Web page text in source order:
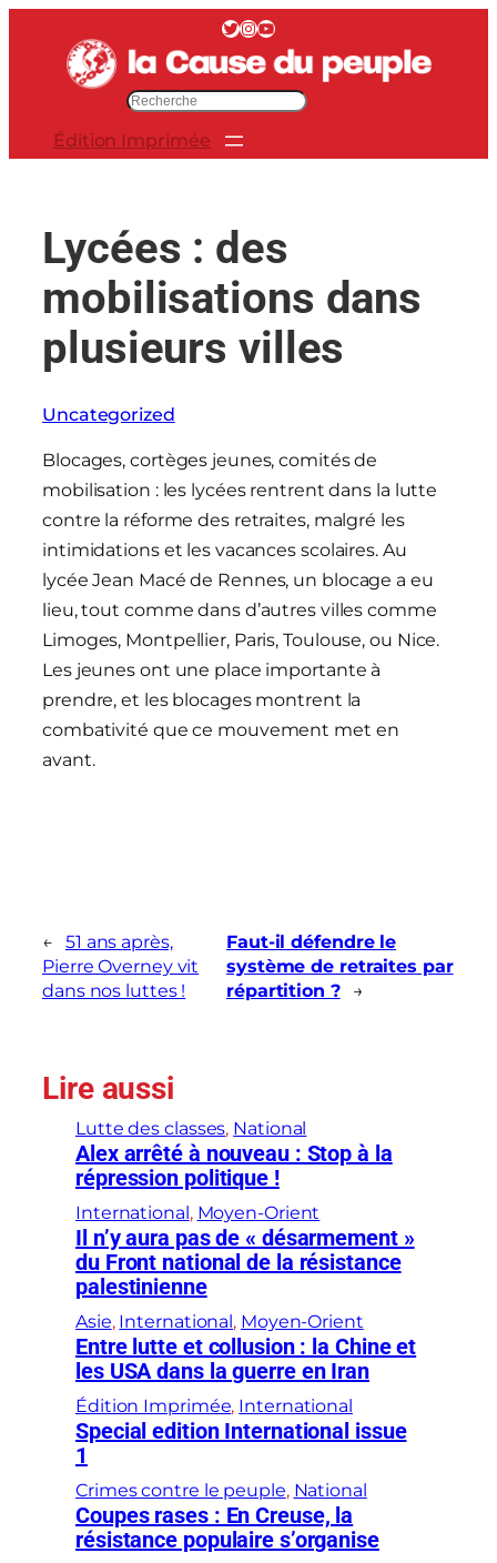
contenu
Twitter InstagramYouTube
e
r
Édition Imprimée
Lycées : des
mobilisations dans
plusieurs villes
Uncategorized
Blocages, cortèges jeunes, comités de
mobilisation : les lycées rentrent dans la lutte
contre la réforme des retraites, malgré les
intimidations et les vacances scolaires. Au
lycée Jean Macé de Rennes, un blocage a eu
lieu, tout comme dans d’autres villes comme
Limoges, Montpellier, Paris, Toulouse, ou Nice.
Les jeunes ont une place importante à
prendre, et les blocages montrent la
combativité que ce mouvement met en
avant.
←
51 ans après,
Pierre Overney vit
dans nos luttes !
Faut-il défendre le
système de retraites par
répartition ?
→
Lire aussi
Lutte des classes, National
Alex arrêté à nouveau : Stop à la
répression politique !
International , Moyen-Orient
Il n’y aura pas de « désarmement »
du Front national de la résistance
palestinienne
Asie, International , Moyen-Orient
Entre lutte et collusion : la Chine et
les USA dans la guerre en Iran
Édition Imprimée, International
Special edition International issue
1
Crimes contre le peuple, National
Coupes rases : En Creuse, la
résistance populaire s’organise